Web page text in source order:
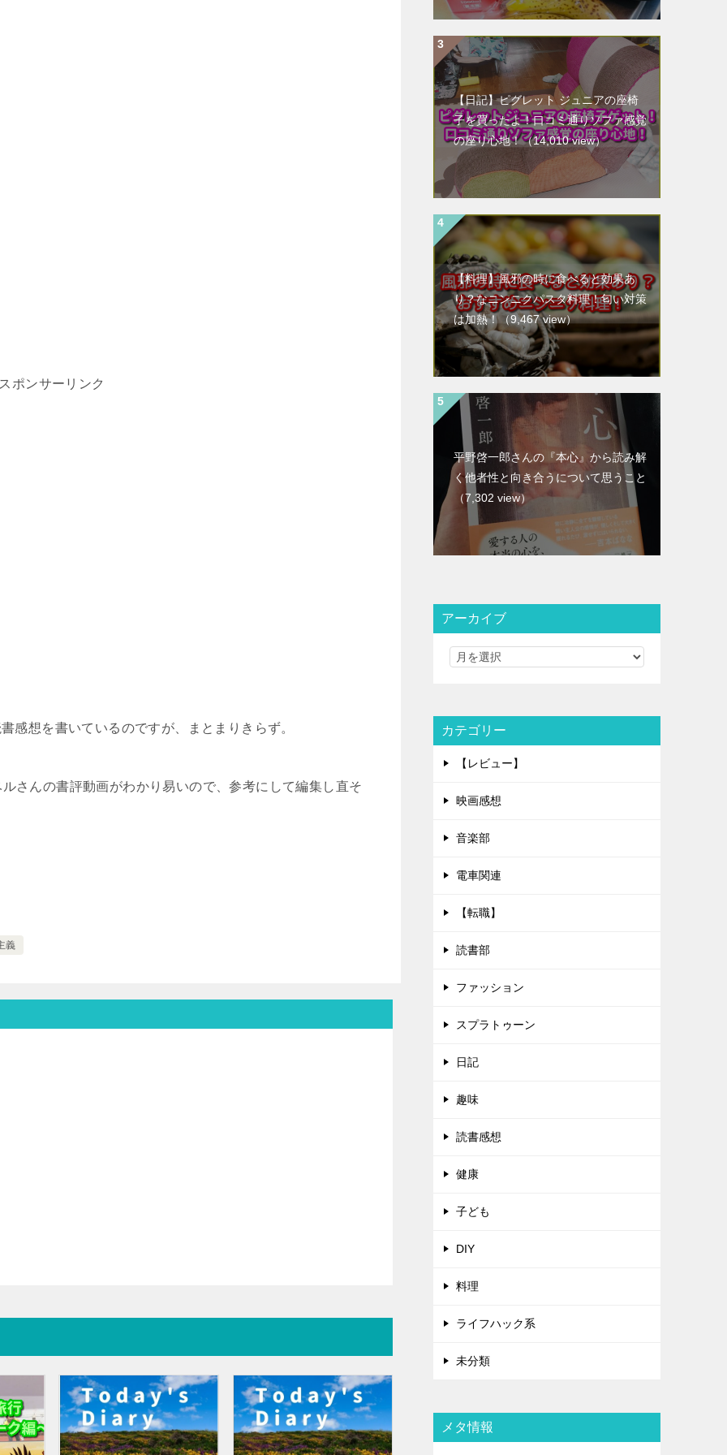
ポンサーリンク
感想を書いているのですが、まとまりきらず。
さんの書評動画がわかり易いので、参考にして編集し直そ
義
【日記】ピグレット ジュニアの座椅
子を買ったよ！口コミ通りソファ感覚
の座り心地！（14,010 view）
【料理】風邪の時に食べると効果あ
り？なニンニクパスタ料理！匂い対策
は加熱！ （9,467 view）
平野啓一郎さんの『本心』から読み解
く他者性と向き合うについて思うこと
（7,302 view）
アーカイブ
カテゴリー
【レビュー】
映画感想
音楽部
電車関連
【転職】
読書部
ファッション
スプラトゥーン
日記
趣味
読書感想
健康
子ども
DIY
料理
ライフハック系
未分類
メタ情報